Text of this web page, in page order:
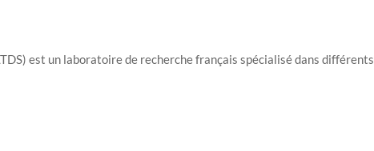
est un laboratoire de recherche français spécialisé dans différents